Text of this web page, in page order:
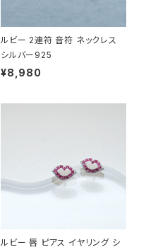
ルビー 2連符 音符 ネックレス
シルバー925
¥8,980
ルビー 唇 ピアス イヤリング シ